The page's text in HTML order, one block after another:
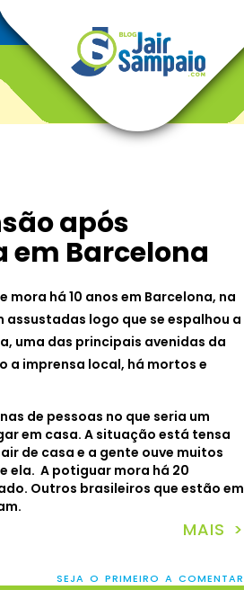
após
Barcelona
há 10 anos em Barcelona, na
logo que se espalhou a
uma das principais avenidas da
a imprensa local, há mortos e
de pessoas no que seria um
em casa. A situação está tensa
de casa e a gente ouve muitos
ela. A potiguar mora há 20
Outros brasileiros que estão em
MAIS >
SEJA O PRIMEIRO A COMENTAR